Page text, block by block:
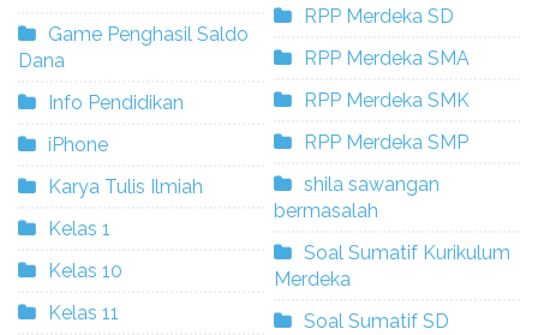
Game Penghasil Saldo
Dana
Info Pendidikan
iPhone
Karya Tulis Ilmiah
Kelas 1
Kelas 10
Kelas 11
RPP Merdeka SD
RPP Merdeka SMA
RPP Merdeka SMK
RPP Merdeka SMP
shila sawangan
bermasalah
Soal Sumatif Kurikulum
Merdeka
Soal Sumatif SD